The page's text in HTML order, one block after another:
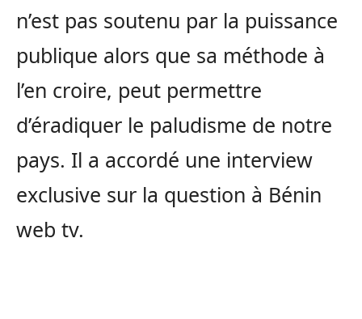
n’est pas soutenu par la puissance
publique alors que sa méthode à
l’en croire, peut permettre
d’éradiquer le paludisme de notre
pays. Il a accordé une interview
exclusive sur la question à Bénin
web tv.